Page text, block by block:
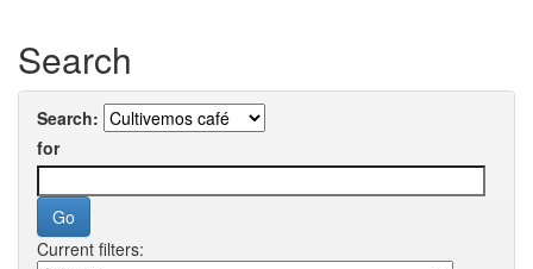
Search
Search:
for
Current filters: